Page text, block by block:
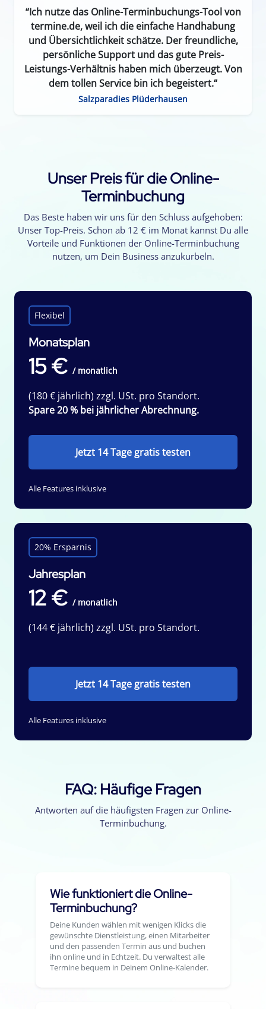
“Ich nutze das Online-Terminbuchungs-Tool von
termine.de, weil ich die einfache Handhabung
und Übersichtlichkeit schätze. Der freundliche,
persönliche Support und das gute Preis-
Leistungs-Verhältnis haben mich überzeugt. Von
dem tollen Service bin ich begeistert.“
Salzparadies Plüderhausen
Unser Preis für die Online-
Terminbuchung
Das Beste haben wir uns für den Schluss aufgehoben:
Unser Top-Preis. Schon ab 12 € im Monat kannst Du alle
Vorteile und Funktionen der Online-Terminbuchung
nutzen, um Dein Business anzukurbeln.
Flexibel
Monatsplan
15 € / monatlich
(180 € jährlich) zzgl. USt. pro Standort.
Spare 20 % bei jährlicher Abrechnung.
Jetzt 14 Tage gratis testen
Alle Features inklusive
20% Ersparnis
Jahresplan
12 € / monatlich
(144 € jährlich) zzgl. USt. pro Standort.
Jetzt 14 Tage gratis testen
Alle Features inklusive
FAQ: Häufige Fragen
Antworten auf die häufigsten Fragen zur Online-
Terminbuchung.
Wie funktioniert die Online-
Terminbuchung?
Deine Kunden wählen mit wenigen Klicks die
gewünschte Dienstleistung, einen Mitarbeiter
und den passenden Termin aus und buchen
ihn online und in Echtzeit. Du verwaltest alle
Termine bequem in Deinem Online-Kalender.